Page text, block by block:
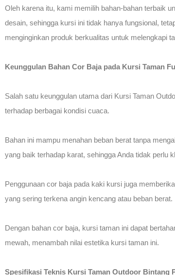
Oleh karena itu, kami memilih bahan-bahan terbaik
desain, sehingga kursi ini tidak hanya fungsional,
menginginkan produk berkualitas untuk melengkapi
Keunggulan Bahan Cor Baja pada Kursi Taman
Salah satu keunggulan utama dari Kursi Taman
terhadap berbagai kondisi cuaca.
Bahan ini mampu menahan beban berat tanpa
yang baik terhadap karat, sehingga Anda tidak perlu
Penggunaan cor baja pada kaki kursi juga
yang sering terkena angin kencang atau beban berat.
Dengan bahan cor baja, kursi taman ini dapat
mewah, menambah nilai estetika kursi taman ini.
Spesifikasi Teknis Kursi Taman Outdoor Bintang